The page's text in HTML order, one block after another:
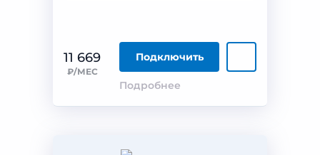
11 669
₽/МЕС
Подключить
Подробнее